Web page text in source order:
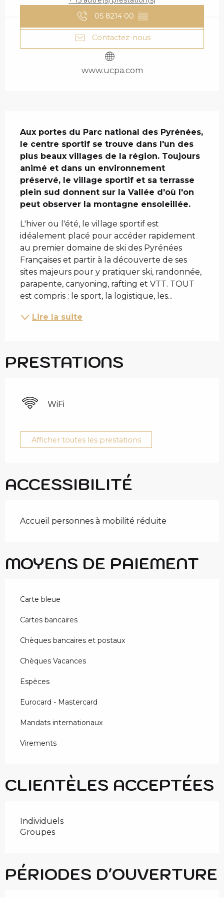
05 8214 00 ▒▒
Contactez-nous
www.ucpa.com
Aux portes du Parc national des Pyrénées,
le centre sportif se trouve dans l'un des
plus beaux villages de la région. Toujours
animé et dans un environnement
préservé, le village sportif et sa terrasse
plein sud donnent sur la Vallée d'où l'on
peut observer la montagne ensoleillée.
L'hiver ou l'été, le village sportif est
idéalement placé pour accéder rapidement
au premier domaine de ski des Pyrénées
Françaises et partir à la découverte de ses
sites majeurs pour y pratiquer ski, randonnée,
parapente, canyoning, rafting et VTT. TOUT
est compris : le sport, la logistique, les...
Lire la suite
PRESTATIONS
WiFi
Afficher toutes les prestations
ACCESSIBILITÉ
Accueil personnes à mobilité réduite
MOYENS DE PAIEMENT
Carte bleue
Cartes bancaires
Chèques bancaires et postaux
Chèques Vacances
Espèces
Eurocard - Mastercard
Mandats internationaux
Virements
CLIENTÈLES ACCEPTÉES
Individuels
Groupes
PÉRIODES D'OUVERTURE